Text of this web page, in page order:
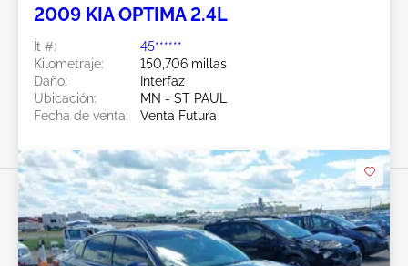
2009 KIA OPTIMA 2.4L
Ít #:
45******
Kilometraje:
150,706 millas
Daño:
Interfaz
Ubicación:
MN - ST PAUL
Fecha de venta:
Venta Futura